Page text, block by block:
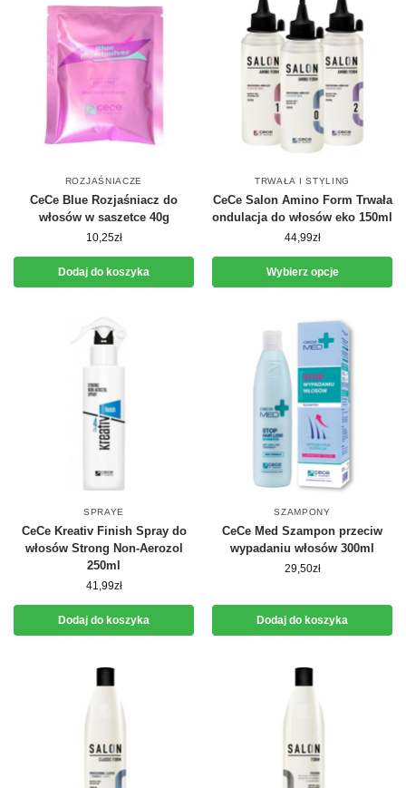
ROZJAŚNIACZE
CeCe Blue Rozjaśniacz do
włosów w saszetce 40g
10,25zł
Dodaj do koszyka
TRWAŁA I STYLING
CeCe Salon Amino Form Trwała
ondulacja do włosów eko 150ml
44,99zł
Wybierz opcje
SPRAYE
CeCe Kreativ Finish Spray do
włosów Strong Non-Aerozol
250ml
41,99zł
Dodaj do koszyka
SZAMPONY
CeCe Med Szampon przeciw
wypadaniu włosów 300ml
29,50zł
Dodaj do koszyka